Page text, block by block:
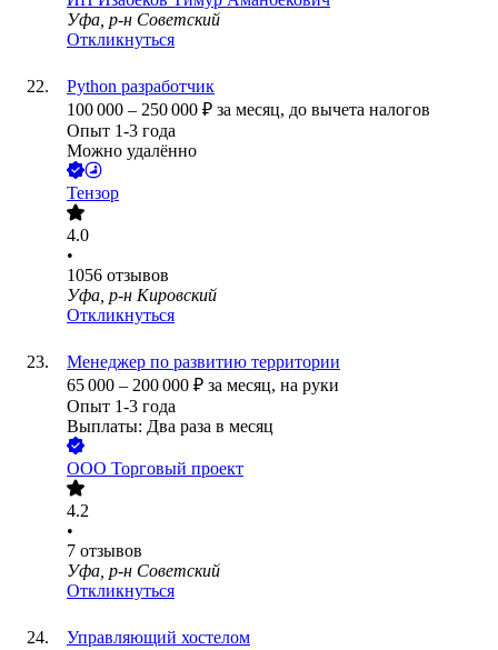
Уфа, р-н Советский
Откликнуться
Python разработчик
100 000 – 250 000 ₽ за месяц, до вычета налогов
Опыт 1-3 года
Можно удалённо
Тензор
4.0
•
1056 отзывов
Уфа, р-н Кировский
Откликнуться
Менеджер по развитию территории
65 000 – 200 000 ₽ за месяц, на руки
Опыт 1-3 года
Выплаты: Два раза в месяц
ООО Торговый проект
4.2
•
7 отзывов
Уфа, р-н Советский
Откликнуться
Управляющий хостелом